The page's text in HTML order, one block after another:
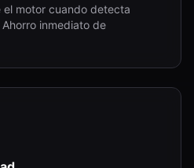
motor cuando detecta
inmediato de